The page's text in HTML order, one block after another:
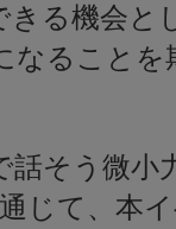
る機会と
なることを
話そう微小
じて、本